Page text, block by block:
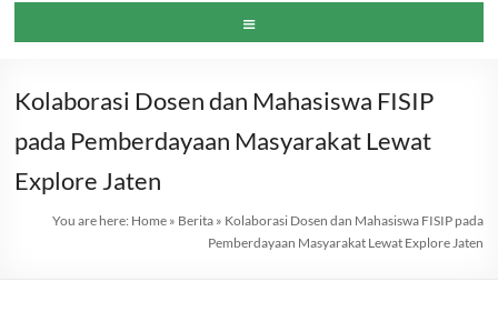
Sosial
dan
Politik
Universitas
Menu
Kolaborasi Dosen dan Mahasiswa FISIP
pada Pemberdayaan Masyarakat Lewat
Explore Jaten
You are here: Home» Berita» Kolaborasi Dosen dan Mahasiswa FISIP pada
Pemberdayaan Masyarakat Lewat Explore Jaten